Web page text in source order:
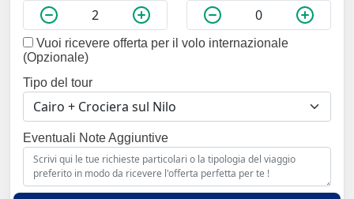
Vuoi ricevere offerta per il volo internazionale
(Opzionale)
Tipo del tour
Eventuali Note Aggiuntive